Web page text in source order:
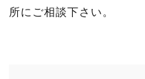
所にご相談下さい。